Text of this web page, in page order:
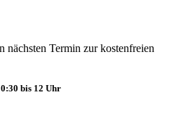
nächsten Termin zur kostenfreien
bis 12 Uhr